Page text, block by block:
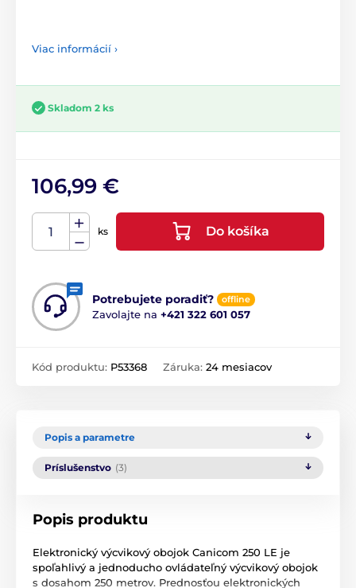
Viac informácií ›
Skladom 2 ks
106,99 €
ks Do košíka
Potrebujete poradiť? offline
Zavolajte na +421 322 601 057
Kód produktu: P53368 Záruka: 24 mesiacov
Popis a parametre
Príslušenstvo (3)
Popis produktu
Elektronický výcvikový obojok Canicom 250 LE je
spoľahlivý a jednoducho ovládateľný výcvikový obojok
s dosahom 250 metrov. Prednosťou elektronických